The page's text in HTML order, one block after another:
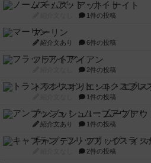
ノームズ・アット・ナイト
1件の投稿
マーリン
紹介文あり 6件の投稿
フラットアイアン
2件の投稿
トランスオリエント・エクス
1件の投稿
アンブッシュ！：ムーブアウ
紹介文あり 1件の投稿
キャプテン・フリップ：イス
2件の投稿